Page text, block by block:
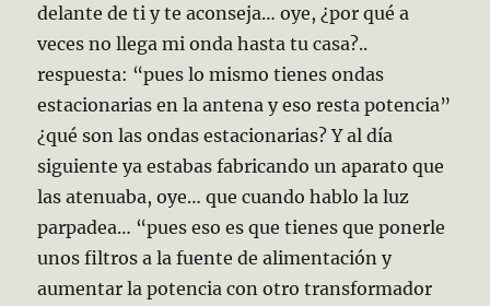
delante de ti y te aconseja… oye, ¿por qué a
veces no llega mi onda hasta tu casa?..
respuesta: “pues lo mismo tienes ondas
estacionarias en la antena y eso resta potencia”
¿qué son las ondas estacionarias? Y al día
siguiente ya estabas fabricando un aparato que
las atenuaba, oye… que cuando hablo la luz
parpadea… “pues eso es que tienes que ponerle
unos filtros a la fuente de alimentación y
aumentar la potencia con otro transformador